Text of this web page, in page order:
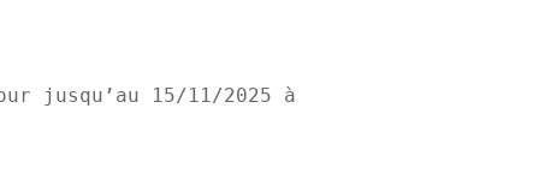
jusqu’au 15/11/2025 à